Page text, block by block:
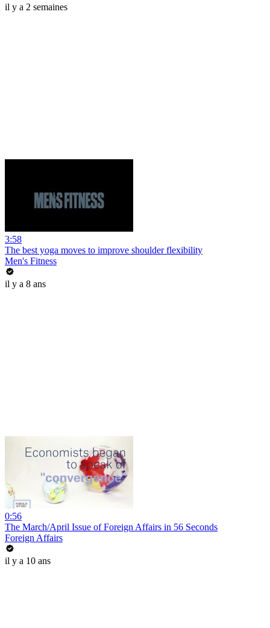
il y a 2 semaines
3:58
The best yoga moves to improve shoulder flexibility
Men's Fitness
il y a 8 ans
0:56
The March/April Issue of Foreign Affairs in 56 Seconds
Foreign Affairs
il y a 10 ans